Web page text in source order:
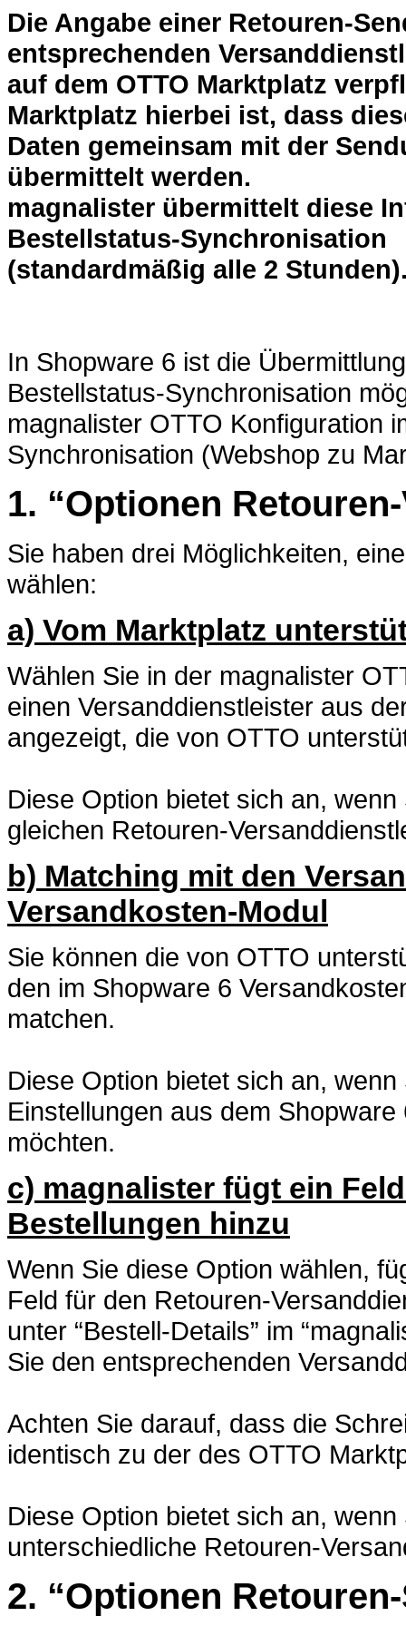
Die Angabe einer Retouren-
entsprechenden
auf dem OTTO Marktplatz
Marktplatz hierbei ist, dass
Daten gemeinsam mit der
übermittelt werden.
magnalister übermittelt diese
Bestellstatus-Synchronisation
(standardmäßig alle 2
In Shopware 6 ist die
Bestellstatus-Synchronisation
magnalister OTTO Konfiguration
Synchronisation (Webshop zu
1. “Optionen
Sie haben drei Möglichkeiten,
wählen:
a) Vom Marktplatz
Wählen Sie in der magnalister
einen Versanddienstleister aus
angezeigt, die von OTTO
Diese Option bietet sich an,
gleichen Retouren-
b) Matching mit den
Versandkosten-Modul
Sie können die von OTTO
den im Shopware 6
matchen.
Diese Option bietet sich an,
Einstellungen aus dem
möchten.
c) magnalister fügt ein
Bestellungen hinzu
Wenn Sie diese Option wählen,
Feld für den Retouren-
unter “Bestell-Details” im
Sie den entsprechenden
Achten Sie darauf, dass die
identisch zu der des OTTO
Diese Option bietet sich an,
unterschiedliche Retouren-
2. “Optionen